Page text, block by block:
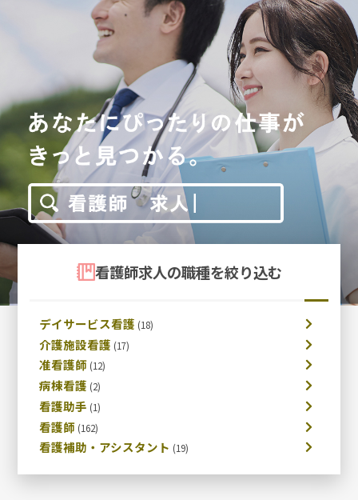
看護師求人の職種を絞り込む
デイサービス看護
介護施設看護
准看護師
病棟看護
看護助手
看護師
看護補助・アシスタント